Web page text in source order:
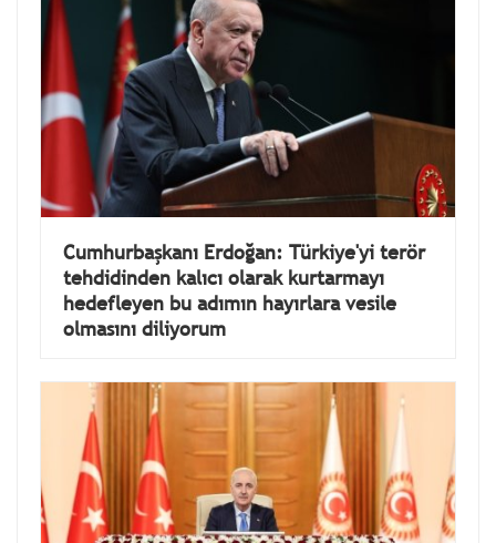
Cumhurbaşkanı Erdoğan: Türkiye'yi terör
tehdidinden kalıcı olarak kurtarmayı
hedefleyen bu adımın hayırlara vesile
olmasını diliyorum